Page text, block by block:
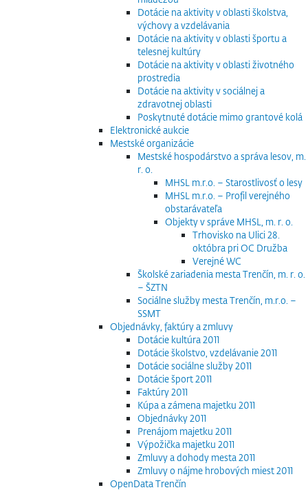
Dotácie na aktivity v oblasti školstva,
výchovy a vzdelávania
Dotácie na aktivity v oblasti športu a
telesnej kultúry
Dotácie na aktivity v oblasti životného
prostredia
Dotácie na aktivity v sociálnej a
zdravotnej oblasti
Poskytnuté dotácie mimo grantové kolá
Elektronické aukcie
Mestské organizácie
Mestské hospodárstvo a správa lesov, m.
r. o.
MHSL m.r.o. – Starostlivosť o lesy
MHSL m.r.o. – Profil verejného
obstarávateľa
Objekty v správe MHSL, m. r. o.
Trhovisko na Ulici 28.
októbra pri OC Družba
Verejné WC
Školské zariadenia mesta Trenčín, m. r. o.
– ŠZTN
Sociálne služby mesta Trenčín, m.r.o. –
SSMT
Objednávky, faktúry a zmluvy
Dotácie kultúra 2011
Dotácie školstvo, vzdelávanie 2011
Dotácie sociálne služby 2011
Dotácie šport 2011
Faktúry 2011
Kúpa a zámena majetku 2011
Objednávky 2011
Prenájom majetku 2011
Výpožička majetku 2011
Zmluvy a dohody mesta 2011
Zmluvy o nájme hrobových miest 2011
OpenData Trenčín